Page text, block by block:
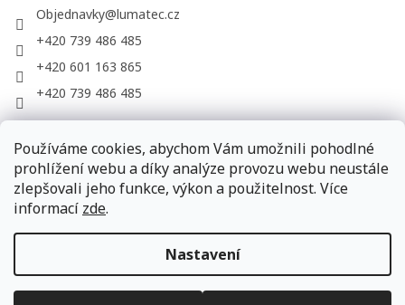
Používáme cookies, abychom Vám umožnili pohodlné
prohlížení webu a díky analýze provozu webu neustále
zlepšovali jeho funkce, výkon a použitelnost. Více
informací zde.
Nastavení
Objednavky@lumatec.cz
+420 739 486 485
+420 601 163 865
+420 739 486 485
LUMATEC, s.r.o. - web společnosti
Vytvořil Shoptet
Copyright 2026LUMATEC.store. Všechna práva vyhrazena.